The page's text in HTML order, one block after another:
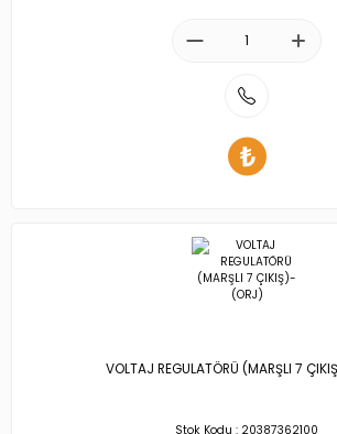
VOLTAJ REGULATÖRÜ (MARŞLI 7
Stok Kodu : 20387362100